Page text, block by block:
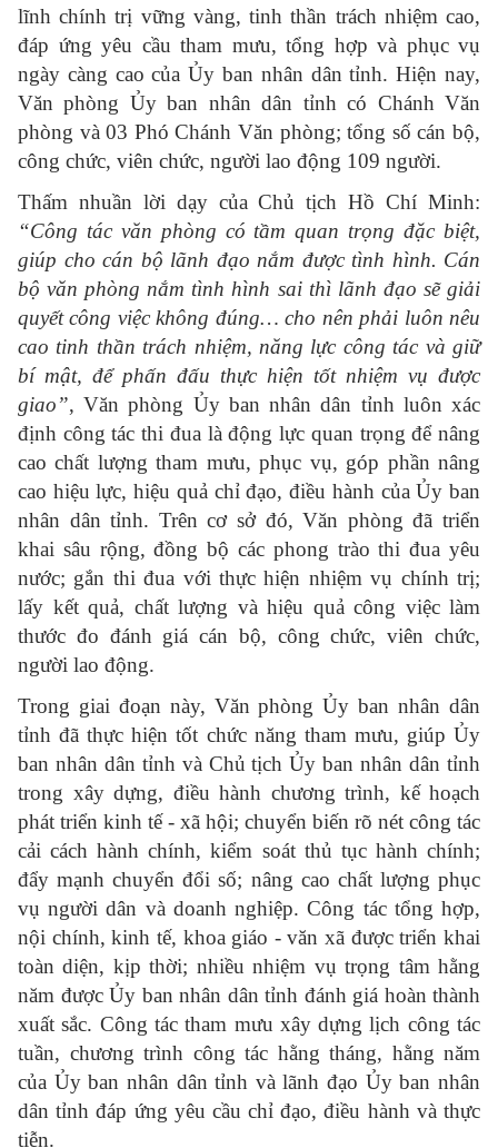
lĩnh chính trị vững vàng, tinh thần trách nhiệm cao,
đáp ứng yêu cầu tham mưu, tổng hợp và phục vụ
ngày càng cao của Ủy ban nhân dân tỉnh. Hiện nay,
Văn phòng Ủy ban nhân dân tỉnh có Chánh Văn
phòng và 03 Phó Chánh Văn phòng; tổng số cán bộ,
công chức, viên chức, người lao động 109 người.
Thấm nhuần lời dạy của Chủ tịch Hồ Chí Minh:
“Công tác văn phòng có tầm quan trọng đặc biệt,
giúp cho cán bộ lãnh đạo nắm được tình hình. Cán
bộ văn phòng nắm tình hình sai thì lãnh đạo sẽ giải
quyết công việc không đúng… cho nên phải luôn nêu
cao tinh thần trách nhiệm, năng lực công tác và giữ
bí mật, để phấn đấu thực hiện tốt nhiệm vụ được
giao”, Văn phòng Ủy ban nhân dân tỉnh luôn xác
định công tác thi đua là động lực quan trọng để nâng
cao chất lượng tham mưu, phục vụ, góp phần nâng
cao hiệu lực, hiệu quả chỉ đạo, điều hành của Ủy ban
nhân dân tỉnh. Trên cơ sở đó, Văn phòng đã triển
khai sâu rộng, đồng bộ các phong trào thi đua yêu
nước; gắn thi đua với thực hiện nhiệm vụ chính trị;
lấy kết quả, chất lượng và hiệu quả công việc làm
thước đo đánh giá cán bộ, công chức, viên chức,
người lao động.
Trong giai đoạn này, Văn phòng Ủy ban nhân dân
tỉnh đã thực hiện tốt chức năng tham mưu, giúp Ủy
ban nhân dân tỉnh và Chủ tịch Ủy ban nhân dân tỉnh
trong xây dựng, điều hành chương trình, kế hoạch
phát triển kinh tế - xã hội; chuyển biến rõ nét công tác
cải cách hành chính, kiểm soát thủ tục hành chính;
đẩy mạnh chuyển đổi số; nâng cao chất lượng phục
vụ người dân và doanh nghiệp. Công tác tổng hợp,
nội chính, kinh tế, khoa giáo - văn xã được triển khai
toàn diện, kịp thời; nhiều nhiệm vụ trọng tâm hằng
năm được Ủy ban nhân dân tỉnh đánh giá hoàn thành
xuất sắc. Công tác tham mưu xây dựng lịch công tác
tuần, chương trình công tác hằng tháng, hằng năm
của Ủy ban nhân dân tỉnh và lãnh đạo Ủy ban nhân
dân tỉnh đáp ứng yêu cầu chỉ đạo, điều hành và thực
tiễn.